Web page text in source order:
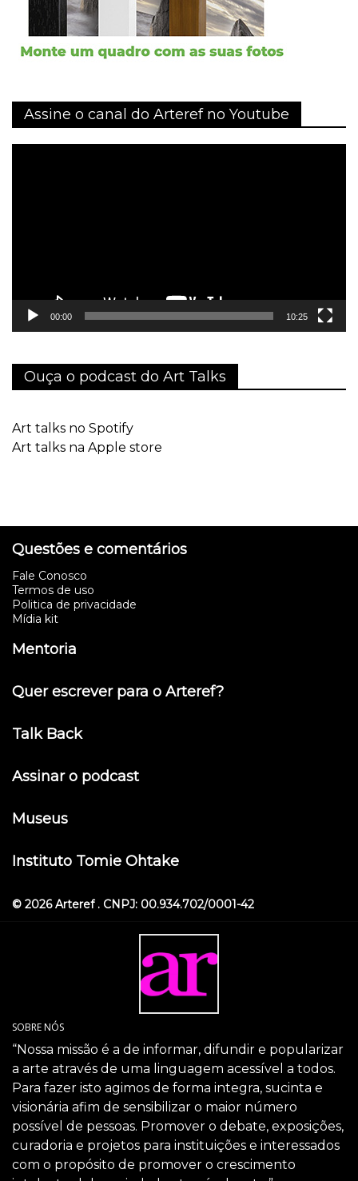
Assine o canal do Arteref no Youtube
00:00 10:25
Ouça o podcast do Art Talks
Art talks no Spotify
Art talks na Apple store
Questões e comentários
Fale Conosco
Termos de uso
Politica de privacidade
Mídia kit
Mentoria
Quer escrever para o Arteref?
Talk Back
Assinar o podcast
Museus
Instituto Tomie Ohtake
© 2026 Arteref . CNPJ: 00.934.702/0001-42
SOBRE NÓS
“Nossa missão é a de informar, difundir e popularizar
a arte através de uma linguagem acessível a todos.
Para fazer isto agimos de forma integra, sucinta e
visionária afim de sensibilizar o maior número
possível de pessoas. Promover o debate, exposições,
curadoria e projetos para instituições e interessados
com o propósito de promover o crescimento